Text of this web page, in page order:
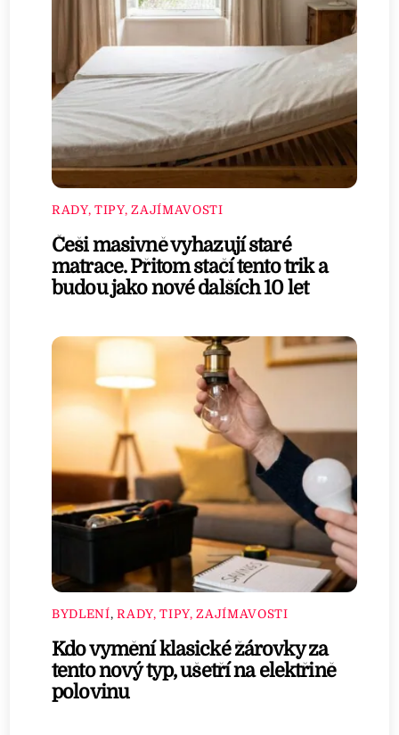
RADY, TIPY, ZAJÍMAVOSTI
Češi masivně vyhazují staré
matrace. Přitom stačí tento trik a
budou jako nové dalších 10 let
BYDLENÍ,RADY, TIPY, ZAJÍMAVOSTI
Kdo vymění klasické žárovky za
tento nový typ, ušetří na elektřině
polovinu